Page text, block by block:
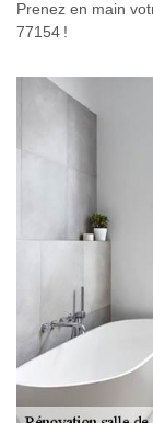
Prenez en main
77154 !